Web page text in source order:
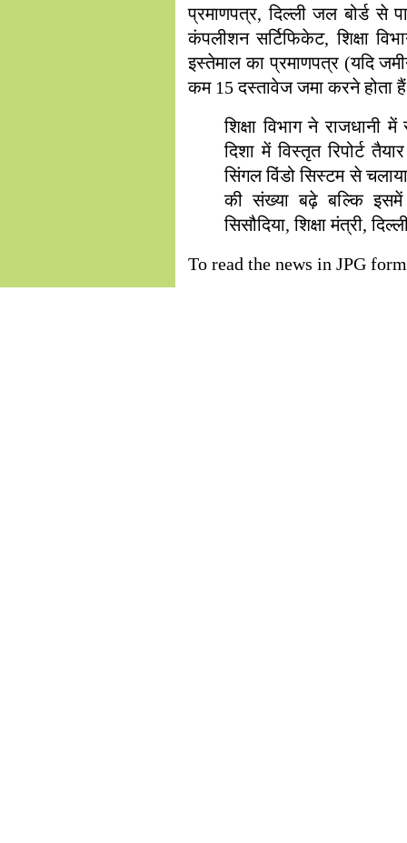
प्रमाणपत्र, दिल्ली जल बोर्ड से
कंपलीशन सर्टिफिकेट, शिक्षा
इस्तेमाल का प्रमाणपत्र (यदि
कम 15 दस्तावेज जमा करने होता
शिक्षा विभाग ने
दिशा में विस्तृत रिपोर्ट
सिंगल विंडो सिस्टम से
की संख्या बढ़े बल्कि इसमें
सिसौदिया, शिक्षा मंत्री,
To read the news in JPG